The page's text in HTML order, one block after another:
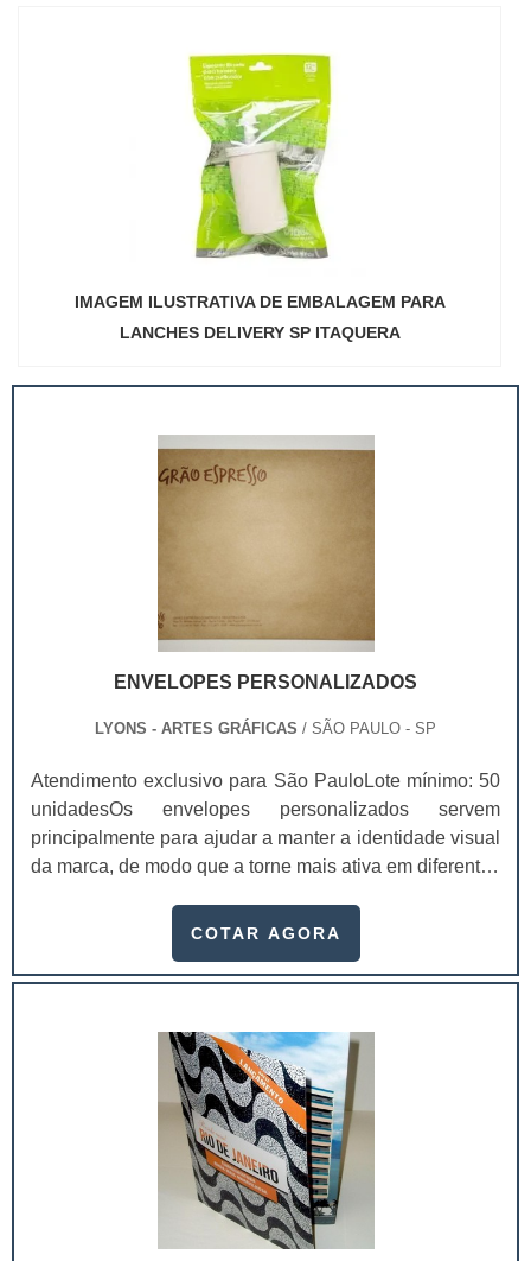
IMAGEM ILUSTRATIVA DE EMBALAGEM PARA
LANCHES DELIVERY SP ITAQUERA
ENVELOPES PERSONALIZADOS
LYONS - ARTES GRÁFICAS / SÃO PAULO - SP
Atendimento exclusivo para São PauloLote mínimo: 50
unidadesOs envelopes personalizados servem
principalmente para ajudar a manter a identidade visual
da marca, de modo que a torne mais ativa em diferentes
empresa conseguirá se manter presente no mercado de
preocuparam com este detalhe e de uma forma
disponibilizadosEnvelope personalizado ofício;Saco
pequeno;Saco médio;Saco grande e para grandes
documentos;Entre outros.O envelope personalizado
serve para qualquer empresa ser lembrada por terem
pensado nestes detalhes considerados algo inovador e
criativo. Eles são extremamente eficientes para firmar a
apresentação da empresa e se tornam altamente útil
em um dia a dia empresarial. Estes envelopes não
COTAR AGORA